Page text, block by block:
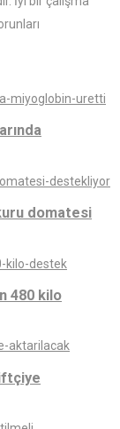
domatesi
480 kilo